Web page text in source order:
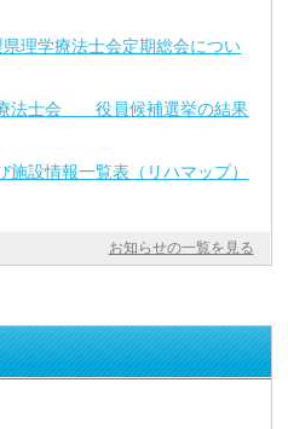
理学療法士会定期総会につい
法士会 役員候補選挙の結果
設情報一覧表（リハマップ）
お知らせの一覧を見る